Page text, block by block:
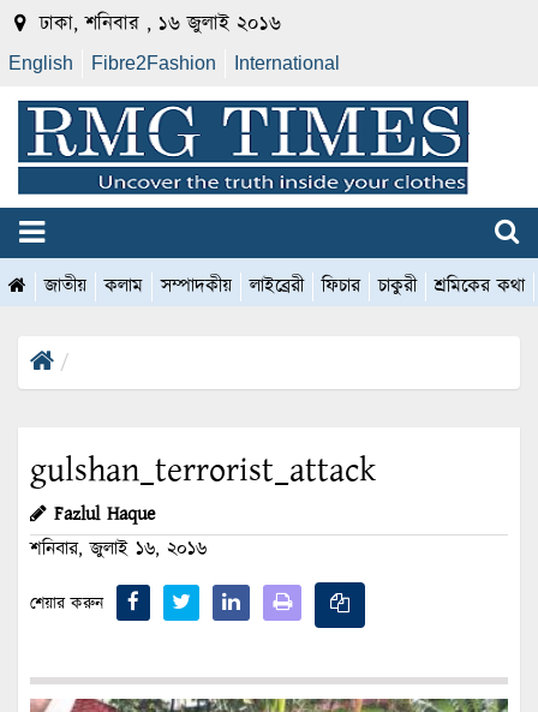
ঢাকা, শনিবার , ১৬ জুলাই ২০১৬
English Fibre2Fashion International
জাতীয় কলাম সম্পাদকীয় লাইব্রেরী ফিচার চাকুরী শ্রমিকের কথা
gulshan_terrorist_attack
Fazlul Haque
শনিবার, জুলাই ১৬, ২০১৬
শেয়ার করুন